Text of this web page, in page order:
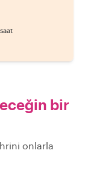
bir
onlarla